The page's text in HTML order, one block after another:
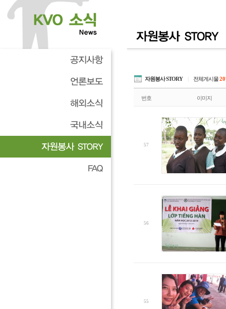
자원봉사 STORY 전체게시물
번호 이미지
57
56
55